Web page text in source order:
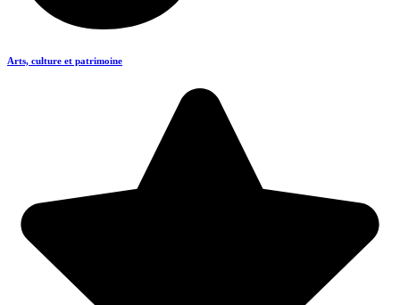
Arts, culture et patrimoine